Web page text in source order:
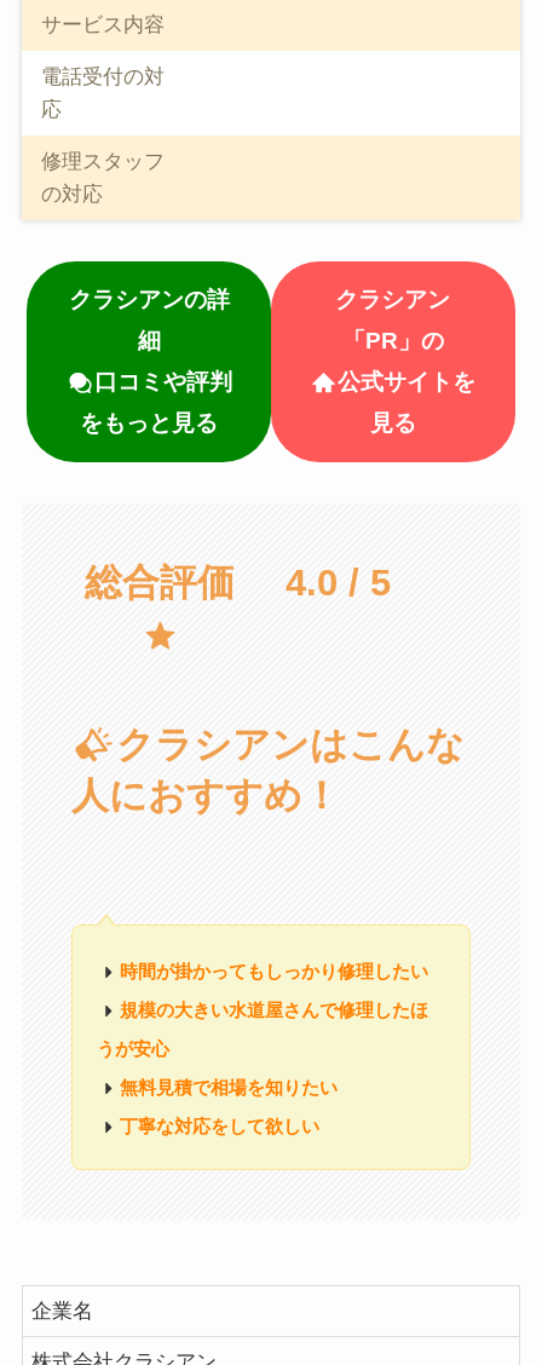
サービス内容
電話受付の対
応
修理スタッフ
の対応
クラシアンの詳
細
口コミや評判
をもっと見る
クラシアン
「PR」の
公式サイトを
見る
総合評価 4.0 / 5
クラシアンはこんな
人におすすめ！
時間が掛かってもしっかり修理したい
規模の大きい水道屋さんで修理したほ
うが安心
無料見積で相場を知りたい
丁寧な対応をして欲しい
企業名